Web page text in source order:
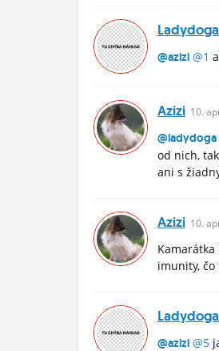
Ladydoga
@azizi @1
Azizi 10.
@ladydoga
od nich,
ani s
Azizi 10.
imunity, čo
Ladydoga
@azizi @5